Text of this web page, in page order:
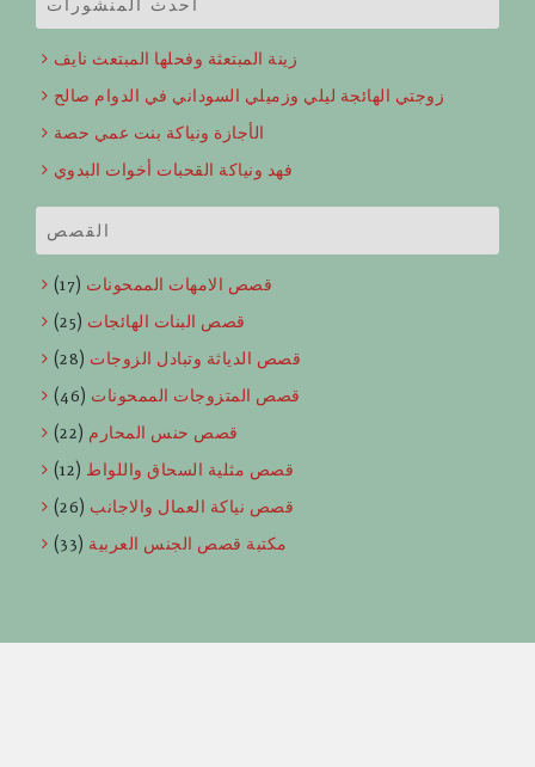
أحدث المنشورات
زينة المبتعثة وفحلها المبتعث نايف
زوجتي الهائجة ليلي وزميلي السوداني في الدوام صالح
الأجازة ونياكة بنت عمي حصة
فهد ونياكة القحبات أخوات البدوي
القصص
قصص الامهات الممحونات (17)
قصص البنات الهائجات (25)
قصص الدياثة وتبادل الزوجات (28)
قصص المتزوجات الممحونات (46)
قصص حنس المحارم (22)
قصص مثلية السحاق واللواط (12)
قصص نياكة العمال والاجانب (26)
مكتبة قصص الجنس العربية (33)